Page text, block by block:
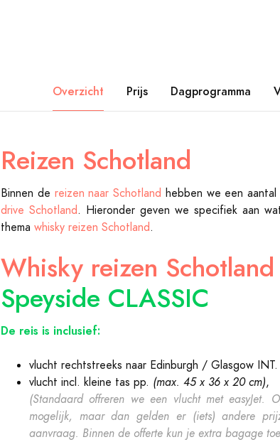
Overzicht Prijs Dagprogramma
Reizen Schotland
Binnen de reizen naar Schotland hebben we een
drive Schotland. Hieronder geven we specifiek aan
thema whisky reizen Schotland.
Whisky reizen Schotland
Speyside CLASSIC
De reis is inclusief:
vlucht rechtstreeks naar Edinburgh / Glasgow INT.
vlucht incl. kleine tas pp. (max. 45 x 36 x 20 cm),
(Standaard offreren we een vlucht met easyJet.
mogelijk, maar dan gelden er (iets) andere
aanvraag. Binnen de offerte kun je extra bagage